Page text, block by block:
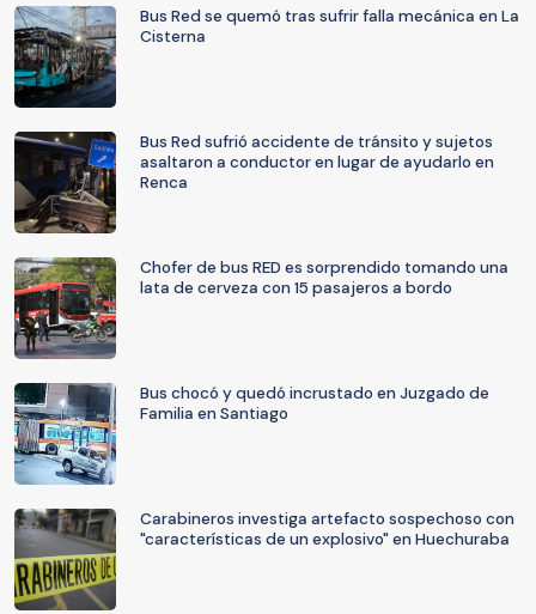
Bus Red se quemó tras sufrir falla mecánica en La
Cisterna
Bus Red sufrió accidente de tránsito y sujetos
asaltaron a conductor en lugar de ayudarlo en
Renca
Chofer de bus RED es sorprendido tomando una
lata de cerveza con 15 pasajeros a bordo
Bus chocó y quedó incrustado en Juzgado de
Familia en Santiago
Carabineros investiga artefacto sospechoso con
"características de un explosivo" en Huechuraba